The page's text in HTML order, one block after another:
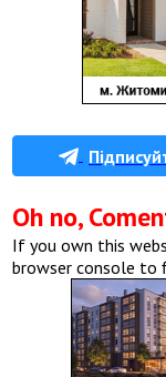
Oh no,
If you own this
browser console to